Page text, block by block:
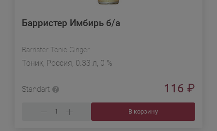
Барристер Имбирь б/а
Barrister Tonic Ginger
Тоник, Россия, 0.33 л, 0 %
Standart 116 ₽
В корзину